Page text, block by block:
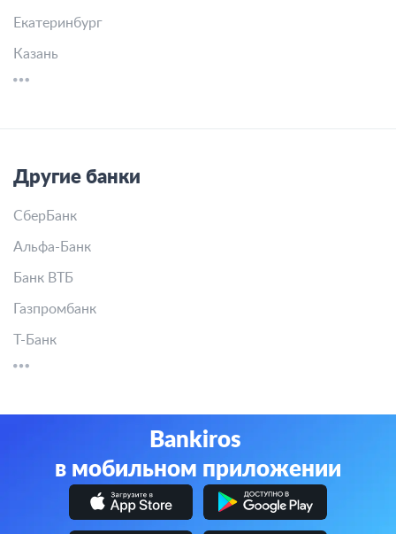
Екатеринбург
Казань
Другие банки
СберБанк
Альфа-Банк
Банк ВТБ
Газпромбанк
Т-Банк
Bankiros
в мобильном приложении